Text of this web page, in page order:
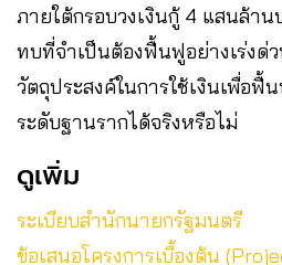
ภายใต้กรอบวงเงินกู้ 4 แสนล้า
ทบที่จำเป็นต้องฟื้นฟูอย่างเร่งด่
วัตถุประสงค์ในการใช้เงินเพื่อฟื้
ระดับฐานรากได้จริงหรือไม่
ดูเพิ่ม
ระเบียบสำนักนายกรัฐมนตรี
ข้อเสนอโครงการเบื้องต้น